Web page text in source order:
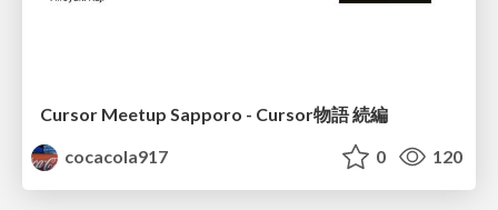
Cursor Meetup Sapporo - Cursor物語 続編
cocacola917
0 120